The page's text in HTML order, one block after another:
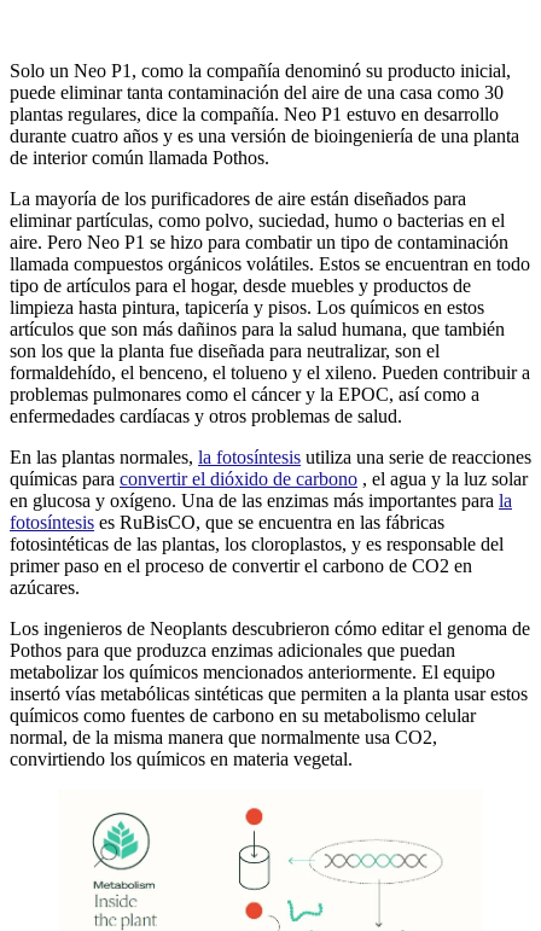
Solo un Neo P1, como la compañía denominó su producto inicial,
puede eliminar tanta contaminación del aire de una casa como 30
plantas regulares, dice la compañía. Neo P1 estuvo en desarrollo
durante cuatro años y es una versión de bioingeniería de una planta
de interior común llamada Pothos.
La mayoría de los purificadores de aire están diseñados para
eliminar partículas, como polvo, suciedad, humo o bacterias en el
aire. Pero Neo P1 se hizo para combatir un tipo de contaminación
llamada compuestos orgánicos volátiles. Estos se encuentran en todo
tipo de artículos para el hogar, desde muebles y productos de
limpieza hasta pintura, tapicería y pisos. Los químicos en estos
artículos que son más dañinos para la salud humana, que también
son los que la planta fue diseñada para neutralizar, son el
formaldehído, el benceno, el tolueno y el xileno. Pueden contribuir a
problemas pulmonares como el cáncer y la EPOC, así como a
enfermedades cardíacas y otros problemas de salud.
En las plantas normales, la fotosíntesis utiliza una serie de reacciones
químicas para convertir el dióxido de carbono , el agua y la luz solar
en glucosa y oxígeno. Una de las enzimas más importantes para la
fotosíntesis es RuBisCO, que se encuentra en las fábricas
fotosintéticas de las plantas, los cloroplastos, y es responsable del
primer paso en el proceso de convertir el carbono de CO2 en
azúcares.
Los ingenieros de Neoplants descubrieron cómo editar el genoma de
Pothos para que produzca enzimas adicionales que puedan
metabolizar los químicos mencionados anteriormente. El equipo
insertó vías metabólicas sintéticas que permiten a la planta usar estos
químicos como fuentes de carbono en su metabolismo celular
normal, de la misma manera que normalmente usa CO2,
convirtiendo los químicos en materia vegetal.